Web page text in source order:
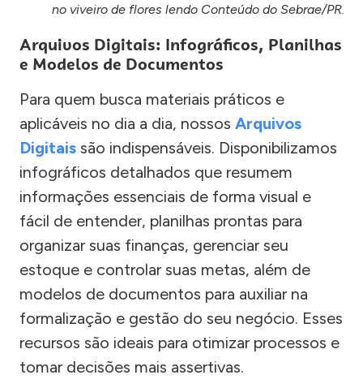
no viveiro de flores lendo Conteúdo do Sebrae/PR.
Arquivos Digitais: Infográficos, Planilhas
e Modelos de Documentos
Para quem busca materiais práticos e
aplicáveis no dia a dia, nossos Arquivos
Digitais são indispensáveis. Disponibilizamos
infográficos detalhados que resumem
informações essenciais de forma visual e
fácil de entender, planilhas prontas para
organizar suas finanças, gerenciar seu
estoque e controlar suas metas, além de
modelos de documentos para auxiliar na
formalização e gestão do seu negócio. Esses
recursos são ideais para otimizar processos e
tomar decisões mais assertivas.